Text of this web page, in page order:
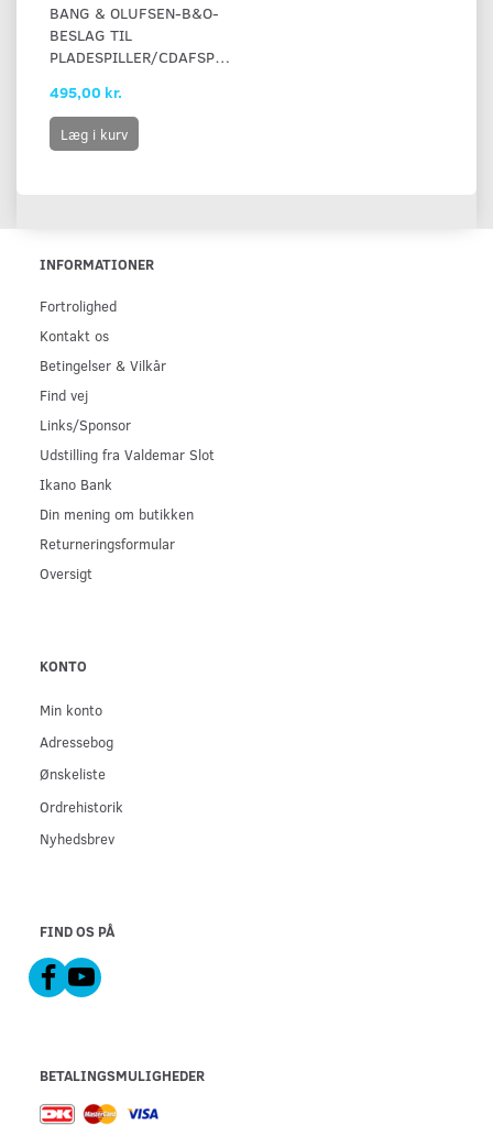
BANG & OLUFSEN-B&O-
BESLAG TIL
PLADESPILLER/CDAFSPILLER
495,00 kr.
Læg i kurv
INFORMATIONER
Fortrolighed
Kontakt os
Betingelser & Vilkår
Find vej
Links/Sponsor
Udstilling fra Valdemar Slot
Ikano Bank
Din mening om butikken
Returneringsformular
Oversigt
KONTO
Min konto
Adressebog
Ønskeliste
Ordrehistorik
Nyhedsbrev
FIND OS PÅ
BETALINGSMULIGHEDER